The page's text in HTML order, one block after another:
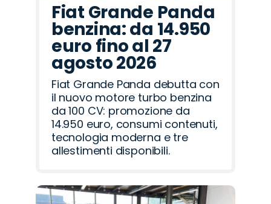
Fiat Grande Panda
benzina: da 14.950
euro fino al 27
agosto 2026
Fiat Grande Panda debutta con
il nuovo motore turbo benzina
da 100 CV: promozione da
14.950 euro, consumi contenuti,
tecnologia moderna e tre
allestimenti disponibili.